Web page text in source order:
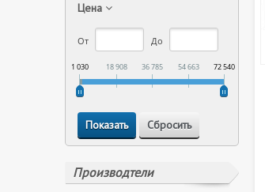
Цена
От До
1 030 18 908 36 785 54 663 72 540
Производтели